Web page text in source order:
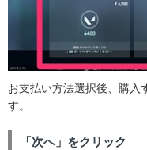
お支払い方法選択後、購入
す。
「次へ」をクリック